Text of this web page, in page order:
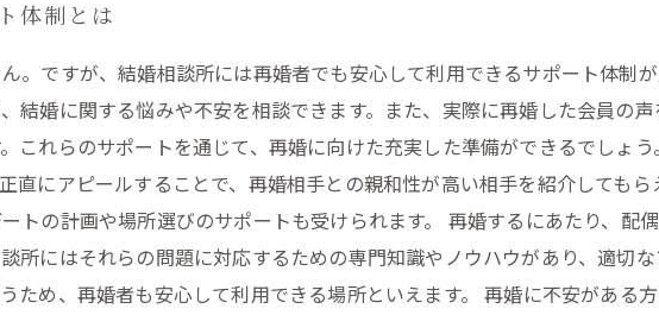
体制とは
ですが、結婚相談所には再婚者でも安心して利用できるサポート体制が
結婚に関する悩みや不安を相談できます。また、実際に再婚した会員の
これらのサポートを通じて、再婚に向けた充実した準備ができるでしょ
直にアピールすることで、再婚相手との親和性が高い相手を紹介しても
トの計画や場所選びのサポートも受けられます。 再婚するにあたり、配
所にはそれらの問題に対応するための専門知識やノウハウがあり、適切
ため、再婚者も安心して利用できる場所といえます。 再婚に不安がある